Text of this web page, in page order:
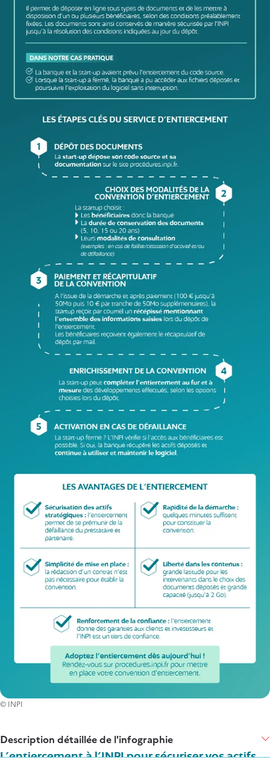
© INPI
Items
Description détaillée de l'infographie
L'entiercement à l'INPI pour sécuriser vos actifs